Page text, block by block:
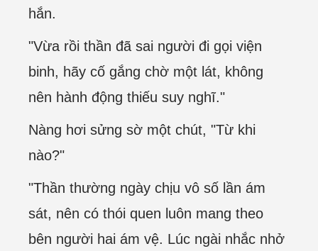
hắn.
"Vừa rồi thần đã sai người đi gọi viện
binh, hãy cố gắng chờ một lát, không
nên hành động thiếu suy nghĩ."
Nàng hơi sửng sờ một chút, "Từ khi
nào?"
"Thần thường ngày chịu vô số lần ám
sát, nên có thói quen luôn mang theo
bên người hai ám vệ. Lúc ngài nhắc nhở